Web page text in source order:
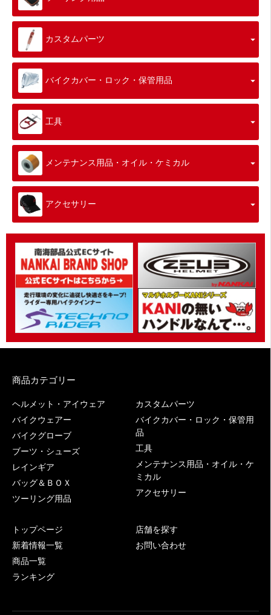
カスタムパーツ
バイクカバー・ロック・保管用品
工具
メンテナンス用品・オイル・ケミカル
アクセサリー
商品カテゴリー
ヘルメット・アイウェア
バイクウェアー
バイクグローブ
ブーツ・シューズ
レインギア
バッグ＆ＢＯＸ
ツーリング用品
カスタムパーツ
バイクカバー・ロック・保管用
品
工具
メンテナンス用品・オイル・ケ
ミカル
アクセサリー
トップページ
新着情報一覧
商品一覧
ランキング
店舗を探す
お問い合わせ